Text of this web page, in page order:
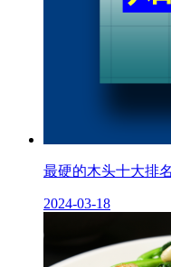
最硬的木头十大排
2024-03-18